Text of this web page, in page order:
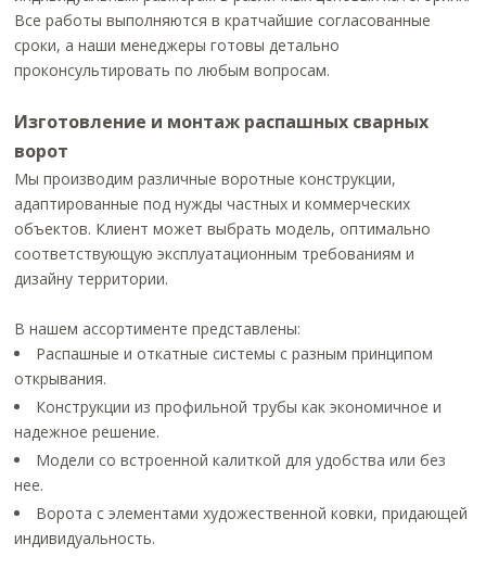
Все работы выполняются в кратчайшие согласованные
сроки, а наши менеджеры готовы детально
проконсультировать по любым вопросам.
Изготовление и монтаж распашных сварных
ворот
Мы производим различные воротные конструкции,
адаптированные под нужды частных и коммерческих
объектов. Клиент может выбрать модель, оптимально
соответствующую эксплуатационным требованиям и
дизайну территории.
В нашем ассортименте представлены:
Распашные и откатные системы с разным принципом
открывания.
Конструкции из профильной трубы как экономичное и
надежное решение.
Модели со встроенной калиткой для удобства или без
нее.
Ворота с элементами художественной ковки, придающей
индивидуальность.